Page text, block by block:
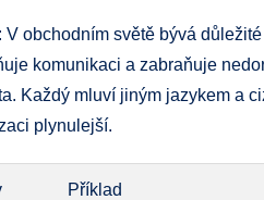
: V obchodním světě bývá
komunikaci a zabraňuje
Každý mluví jiným jazykem a
plynulejší.
Příklad